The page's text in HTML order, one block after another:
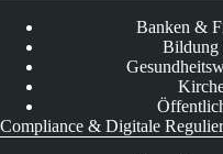
Banken &
Bildung
Compliance & Digitale